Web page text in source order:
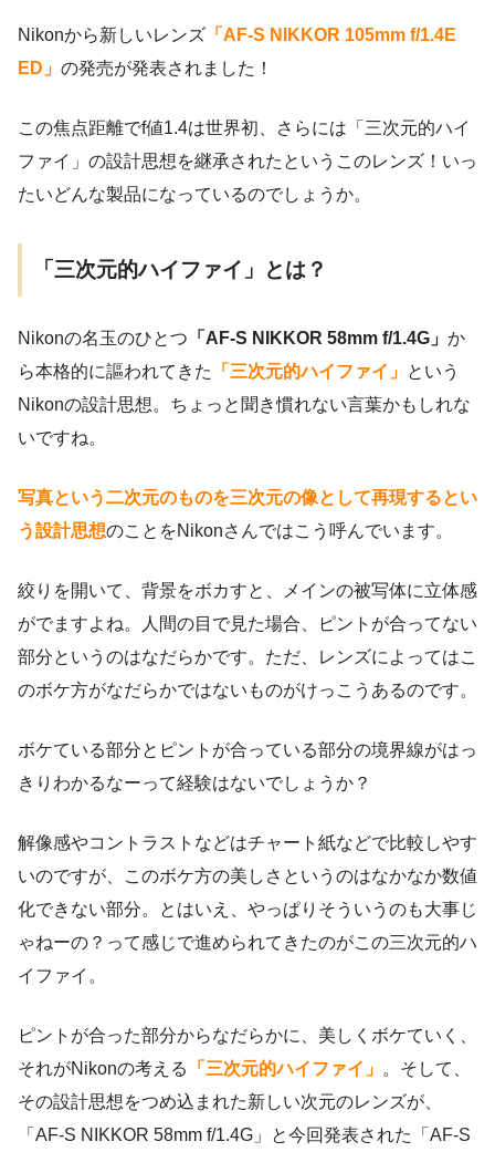
Nikonから新しいレンズ 「AF-S NIKKOR 105mm f/1.4E
ED」 の発売が発表されました！
この焦点距離でf値1.4は世界初、さらには「三次元的ハイ
ファイ」の設計思想を継承されたというこのレンズ！いっ
たいどんな製品になっているのでしょうか。
「三次元的ハイファイ」とは？
Nikonの名玉のひとつ 「AF-S NIKKOR 58mm f/1.4G」 か
ら本格的に謳われてきた
「三次元的ハイファイ」 という
Nikonの設計思想。ちょっと聞き慣れない言葉かもしれな
いですね。
写真という二次元のものを三次元の像として再現するとい
う設計思想のことをNikonさんではこう呼んでいます。
絞りを開いて、背景をボカすと、メインの被写体に立体感
がでますよね。人間の目で見た場合、ピントが合ってない
部分というのはなだらかです。ただ、レンズによってはこ
のボケ方がなだらかではないものがけっこうあるのです。
ボケている部分とピントが合っている部分の境界線がはっ
きりわかるなーって経験はないでしょうか？
解像感やコントラストなどはチャート紙などで比較しやす
いのですが、このボケ方の美しさというのはなかなか数値
化できない部分。とはいえ、やっぱりそういうのも大事じ
ゃねーの？って感じで進められてきたのがこの三次元的ハ
イファイ。
ピントが合った部分からなだらかに、美しくボケていく、
それがNikonの考える
「三次元的ハイファイ」 。そして、
その設計思想をつめ込まれた新しい次元のレンズが、
「AF-S NIKKOR 58mm f/1.4G」と今回発表された「AF-S